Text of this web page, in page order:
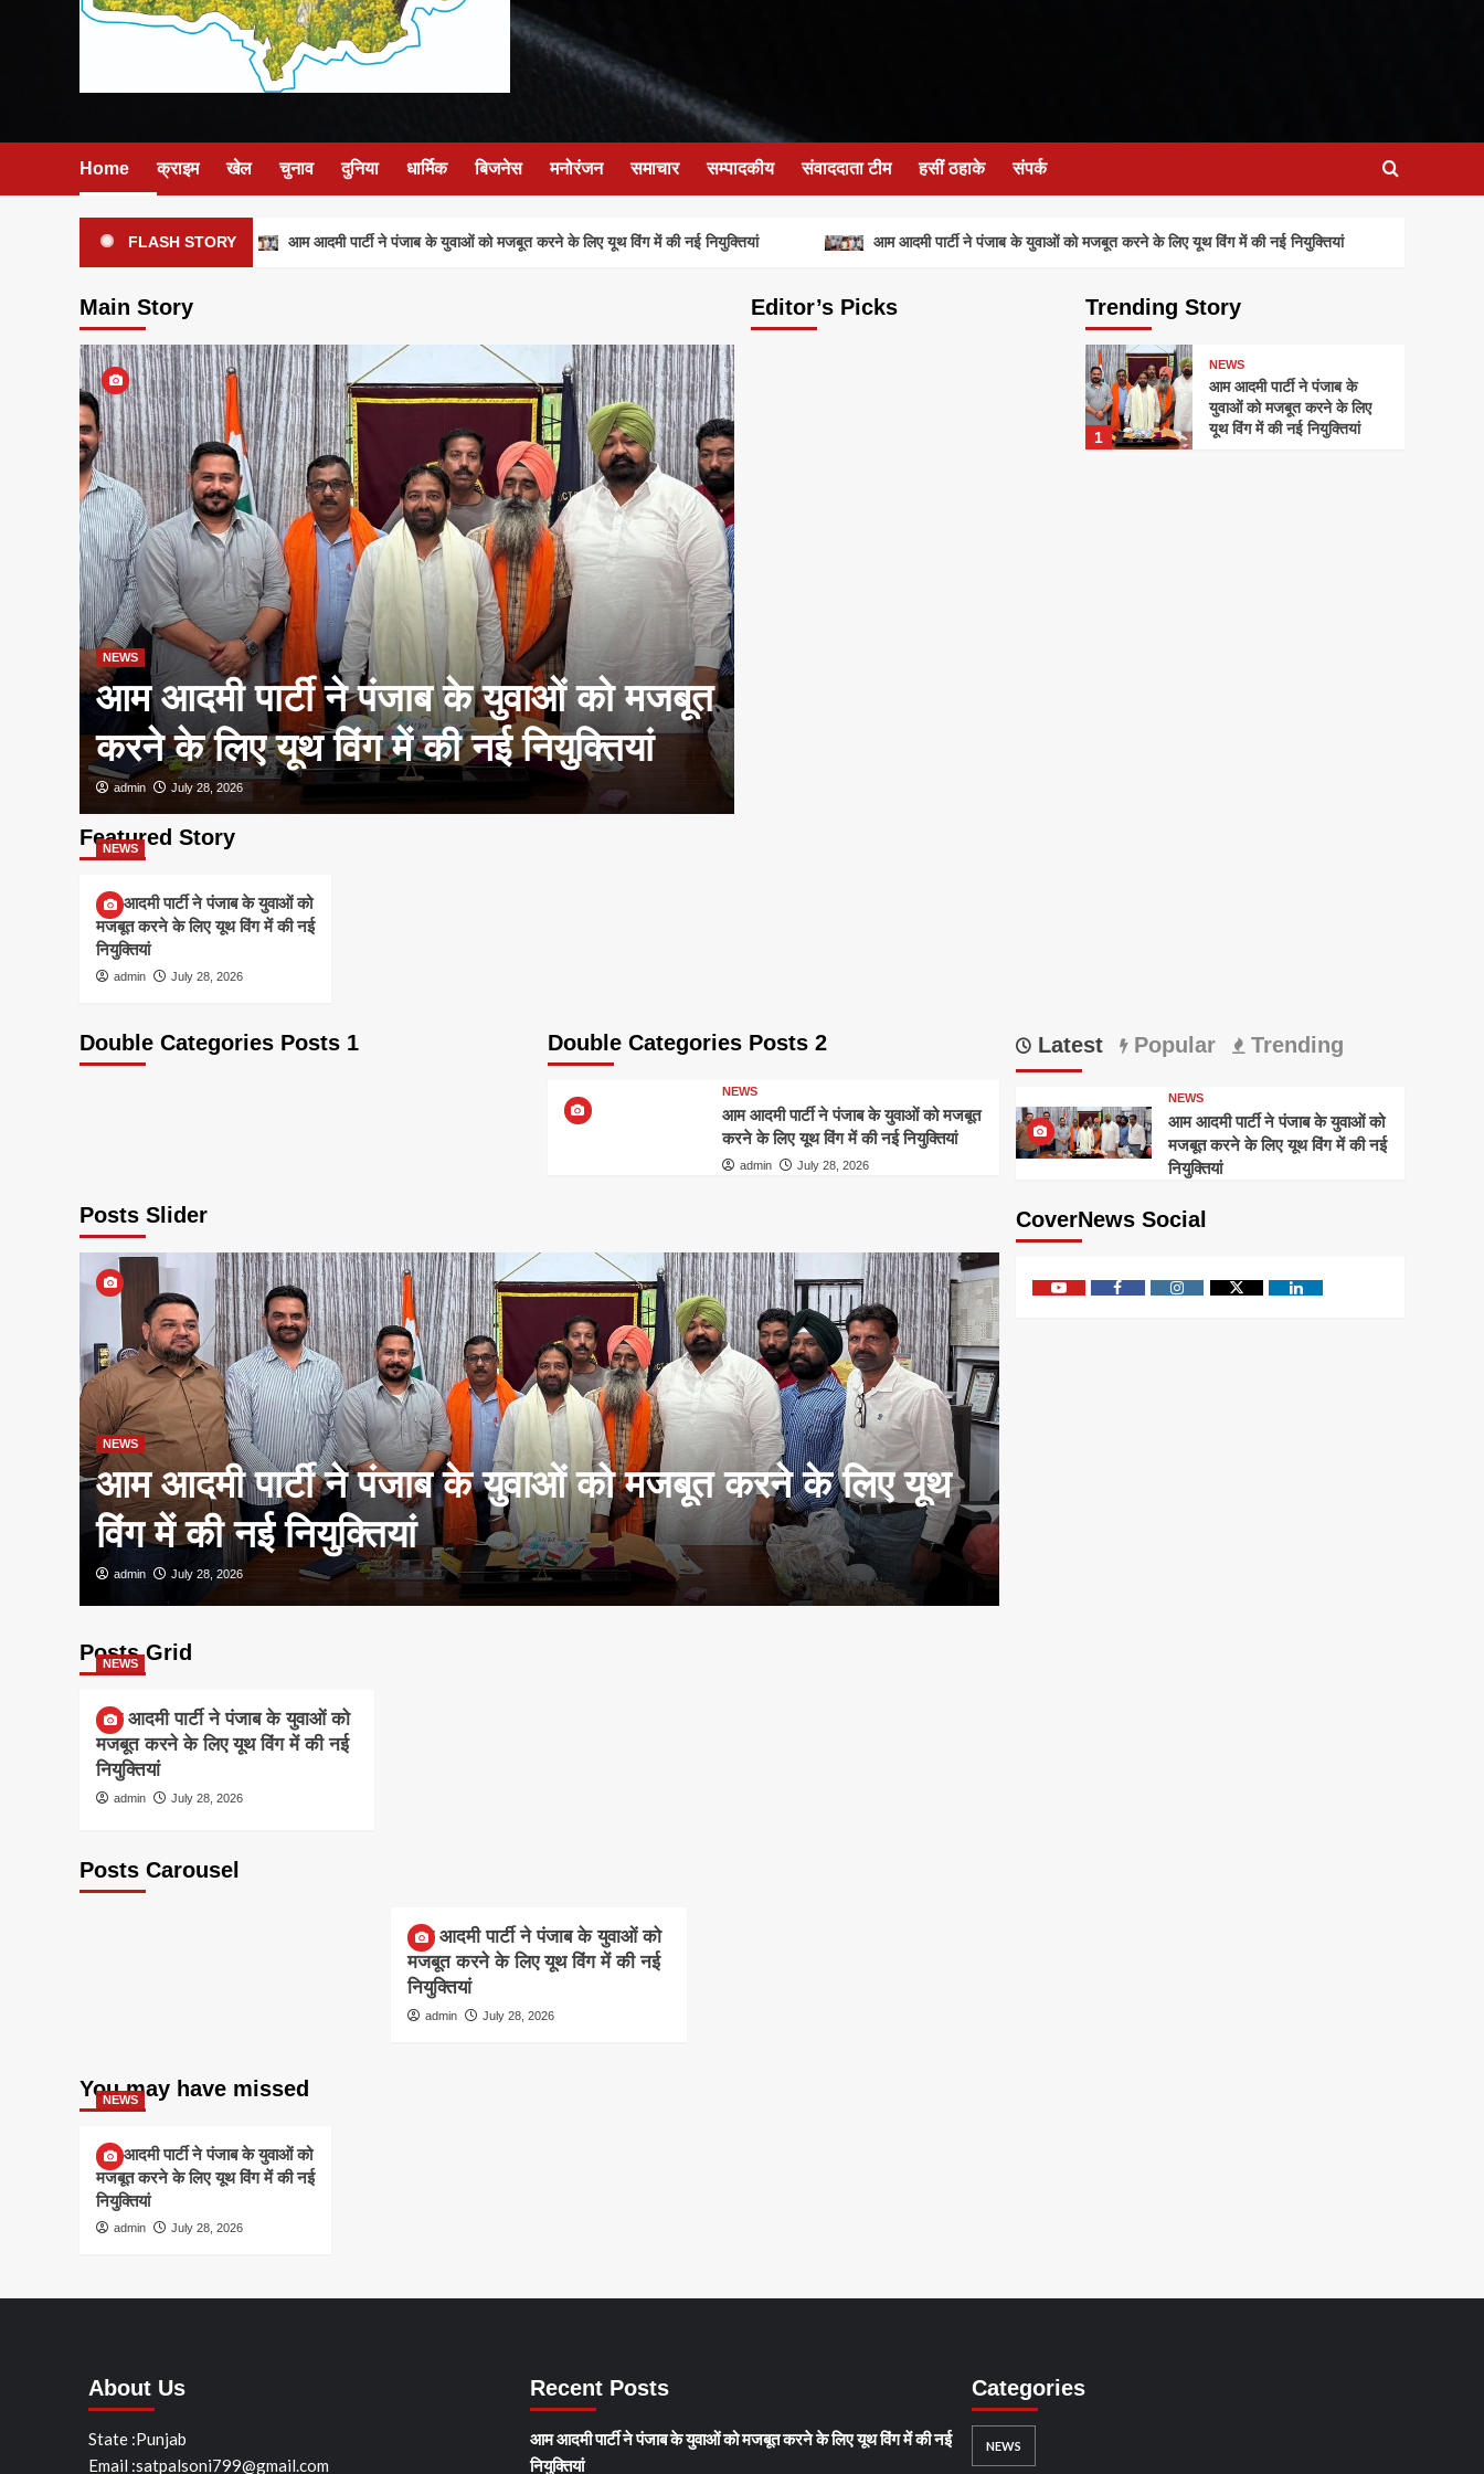
Home क्राइम खेल चुनाव दुनिया धार्मिक बिजनेस मनोरंजन समाचार सम्पादकीय संवाददाता टीम हसीं ठहाके संपर्क
FLASH STORY आम आदमी पार्टी ने पंजाब के युवाओं को मजबूत करने के लिए यूथ विंग में की नई नियुक्तियां आम आदमी पार्टी ने पंजाब के युवाओं को मजबूत करने के लिए यूथ विंग में की नई नियुक्तियां
Main Story
NEWS
आम आदमी पार्टी ने पंजाब के युवाओं को मजबूत
करने के लिए यूथ विंग में की नई नियुक्तियां
admin July 28, 2026
Editor’s Picks Trending Story
1
NEWS
आम आदमी पार्टी ने पंजाब के
युवाओं को मजबूत करने के लिए
यूथ विंग में की नई नियुक्तियां
Featured Story
NEWS
आम आदमी पार्टी ने पंजाब के युवाओं को
मजबूत करने के लिए यूथ विंग में की नई
नियुक्तियां
admin July 28, 2026
Double Categories Posts 1 Double Categories Posts 2
NEWS
आम आदमी पार्टी ने पंजाब के युवाओं को मजबूत
करने के लिए यूथ विंग में की नई नियुक्तियां
admin July 28, 2026
Posts Slider
NEWS
आम आदमी पार्टी ने पंजाब के युवाओं को मजबूत करने के लिए यूथ
विंग में की नई नियुक्तियां
admin July 28, 2026
Posts Grid
NEWS
आम आदमी पार्टी ने पंजाब के युवाओं को
मजबूत करने के लिए यूथ विंग में की नई
नियुक्तियां
admin July 28, 2026
Posts Carousel
आम आदमी पार्टी ने पंजाब के युवाओं को
मजबूत करने के लिए यूथ विंग में की नई
नियुक्तियां
admin July 28, 2026
Latest Popular Trending
NEWS
आम आदमी पार्टी ने पंजाब के युवाओं को
मजबूत करने के लिए यूथ विंग में की नई
नियुक्तियां
CoverNews Social
YoutubeFacebookInstagramTwitter Linkedin
You may have missed
NEWS
आम आदमी पार्टी ने पंजाब के युवाओं को
मजबूत करने के लिए यूथ विंग में की नई
नियुक्तियां
admin July 28, 2026
About Us
State :Punjab
Email :satpalsoni799@gmail.com
Recent Posts
आम आदमी पार्टी ने पंजाब के युवाओं को मजबूत करने के लिए यूथ विंग में की नई
नियुक्तियां
Categories
NEWS